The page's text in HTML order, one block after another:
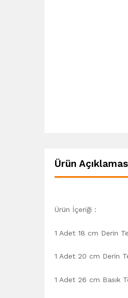
Ürün
Ürün İçeriği :
1 Adet 18 cm Derin
1 Adet 20 cm Derin
1 Adet 26 cm Basık